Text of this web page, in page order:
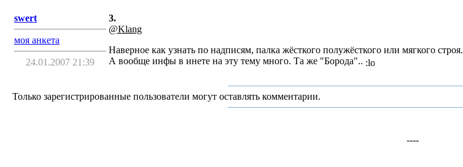
swert
моя анкета
24.01.2007 21:39
3.
@Klang
Наверное как узнать по надписям, палка жёсткого полужёсткого или мягкого строя.
А вообще инфы в инете на эту тему много. Та же "Борода"..
Только зарегистрированные пользователи могут оставлять комментарии.
----